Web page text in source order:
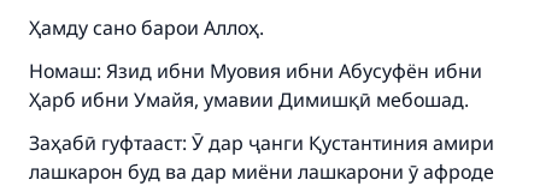
Ҳамду сано барои Аллоҳ.
Номаш: Язид ибни Муовия ибни Абусуфён ибни
Ҳарб ибни Умайя, умавии Димишқӣ мебошад.
Заҳабӣ гуфтааст: Ӯ дар ҷанги Қустантиния амири
лашкарон буд ва дар миёни лашкарони ӯ афроде